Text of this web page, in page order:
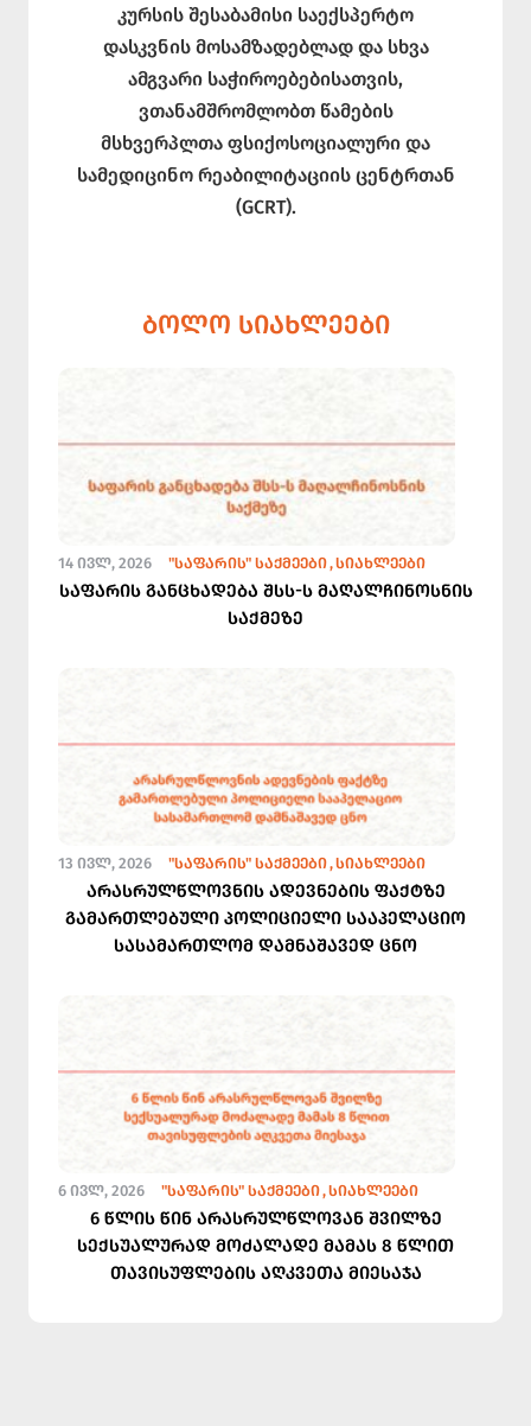
კურსის შესაბამისი საექსპერტო
დასკვნის მოსამზადებლად და სხვა
ამგვარი საჭიროებებისათვის,
ვთანამშრომლობთ წამების
მსხვერპლთა ფსიქოსოციალური და
სამედიცინო რეაბილიტაციის ცენტრთან
(GCRT).
ᲑᲝᲚᲝ ᲡᲘᲐᲮᲚᲔᲔᲑᲘ
14 ᲘᲕᲚ, 2026 "ᲡᲐᲤᲐᲠᲘᲡ" ᲡᲐᲥᲛᲔᲔᲑᲘ ᲡᲘᲐᲮᲚᲔᲔᲑᲘ
საფარის განცხადება შსს-ს მაღალჩინოსნის
საქმეზე
13 ᲘᲕᲚ, 2026 "ᲡᲐᲤᲐᲠᲘᲡ" ᲡᲐᲥᲛᲔᲔᲑᲘ ᲡᲘᲐᲮᲚᲔᲔᲑᲘ
არასრულწლოვნის ადევნების ფაქტზე
გამართლებული პოლიციელი სააპელაციო
სასამართლომ დამნაშავედ ცნო
6 ᲘᲕᲚ, 2026 "ᲡᲐᲤᲐᲠᲘᲡ" ᲡᲐᲥᲛᲔᲔᲑᲘ ᲡᲘᲐᲮᲚᲔᲔᲑᲘ
6 წლის წინ არასრულწლოვან შვილზე
სექსუალურად მოძალადე მამას 8 წლით
თავისუფლების აღკვეთა მიესაჯა